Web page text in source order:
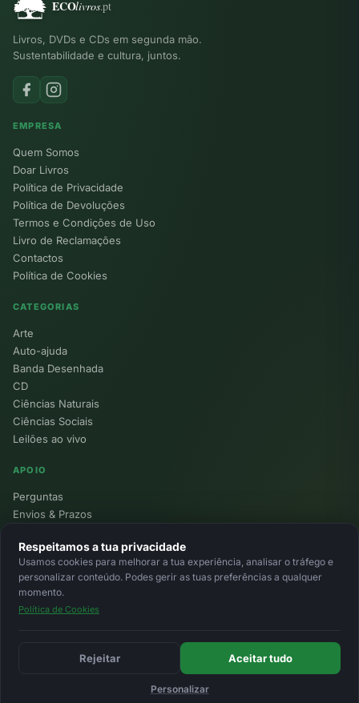
Livros, DVDs e CDs em segunda mão.
Sustentabilidade e cultura, juntos.
EMPRESA
Quem Somos
Doar Livros
Política de Privacidade
Política de Devoluções
Termos e Condições de Uso
Livro de Reclamações
Contactos
Política de Cookies
CATEGORIAS
Arte
Auto-ajuda
Banda Desenhada
CD
Ciências Naturais
Ciências Sociais
Leilões ao vivo
APOIO
Perguntas
Envios & Prazos
Devoluções
Minha Conta
© 2026 Ecolivros. Todos os direitos reservados.
Respeitamos a tua privacidade
Usamos cookies para melhorar a tua experiência, analisar o tráfego e
personalizar conteúdo. Podes gerir as tuas preferências a qualquer
momento.
Política de Cookies
Personalizar
Rejeitar Aceitar tudo